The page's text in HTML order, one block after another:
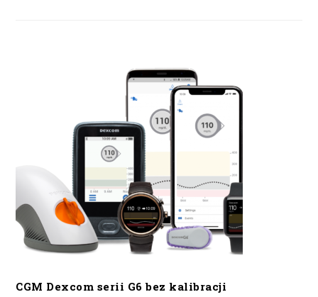
CGM Dexcom serii G6 bez kalibracji